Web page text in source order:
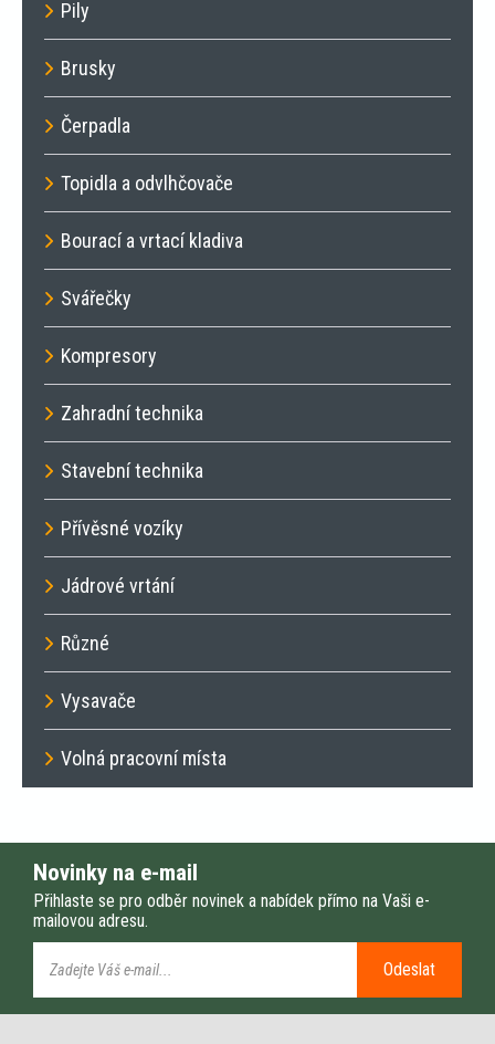
Pily
Brusky
Čerpadla
Topidla a odvlhčovače
Bourací a vrtací kladiva
Svářečky
Kompresory
Zahradní technika
Stavební technika
Přívěsné vozíky
Jádrové vrtání
Různé
Vysavače
Volná pracovní místa
Novinky na e-mail
Přihlaste se pro odběr novinek a nabídek přímo na Vaši e-
mailovou adresu.
Odeslat